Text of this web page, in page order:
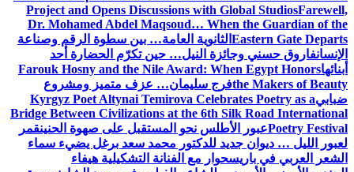
Project and Opens Discussions with Global StudiosFarewell,
Dr. Mohamed Abdel Maqsoud… When the Guardian of the
Eastern Gate Departs الثانوية العامة… بين سطوة الرقم وصناعة
الإنسانفاروق حسني وجائزة النيل… حين تكرّم الحضارة أحد
أبنائهاFarouk Hosny and the Nile Award: When Egypt Honors
the Makers of Beautyفرج سليمان… عزف متميز ومشروع
ضبابيKyrgyz Poet Altynai Temirova Celebrates Poetry as a
Bridge Between Civilizations at the 6th Silk Road International
Poetry Festivalعبور الأطلس نحو المستقبل على صهوة الحنينقمر
لعبور الليل … ديوان جديد للدكتور محمد سعد برغل يضيء سماء
الشعر العربي في باريسحوار مع الفنانة التشكيلية هيفاء